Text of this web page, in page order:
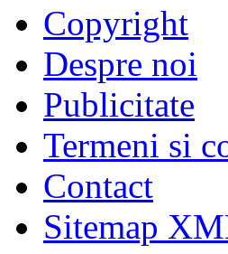
Copyright
Despre noi
Publicitate
Termeni si
Contact
Sitemap